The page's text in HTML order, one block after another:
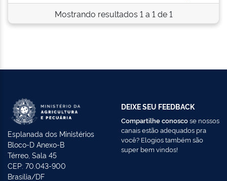
Mostrando resultados 1 a 1 de 1
Esplanada dos Ministérios
Bloco-D Anexo-B
Térreo, Sala 45
CEP: 70.043-900
Brasília/DF
DEIXE SEU FEEDBACK
Compartilhe conoscose nossos
canais estão adequados pra
você? Elogios também são
super bem vindos!